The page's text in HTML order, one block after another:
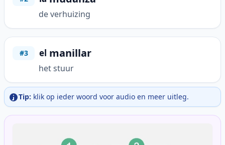
de verhuizing
#3 el manillar
het stuur
Tip: klik op ieder woord voor audio en meer uitleg.